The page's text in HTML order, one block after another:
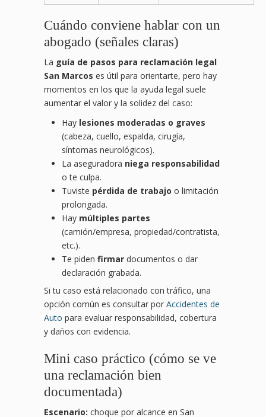
Cuándo conviene hablar con un
abogado (señales claras)
La guía de pasos para reclamación legal
San Marcos es útil para orientarte, pero hay
momentos en los que la ayuda legal suele
aumentar el valor y la solidez del caso:
Hay lesiones moderadas o graves
(cabeza, cuello, espalda, cirugía,
síntomas neurológicos).
La aseguradora niega responsabilidad
o te culpa.
Tuviste pérdida de trabajo o limitación
prolongada.
Hay múltiples partes
(camión/empresa, propiedad/contratista,
etc.).
Te piden firmar documentos o dar
declaración grabada.
Si tu caso está relacionado con tráfico, una
opción común es consultar por Accidentes de
Auto para evaluar responsabilidad, cobertura
y daños con evidencia.
Mini caso práctico (cómo se ve
una reclamación bien
documentada)
Escenario: choque por alcance en San